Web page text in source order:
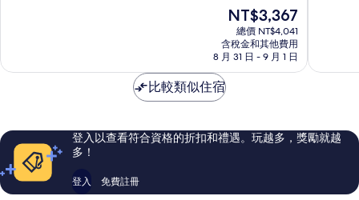
特
夠
評
論
現
在
價
格
為
NT$3,367
總價 NT$4,041
含稅金和其他費用
8 月 31 日 - 9 月 1 日
美
貝
爾
夠
評
論
比較類似住宿
登入以查看符合資格的折扣和禮遇。玩越多，獎勵就越
多！
登入 免費註冊